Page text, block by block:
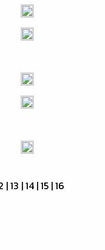
|13 |14 |15 |16